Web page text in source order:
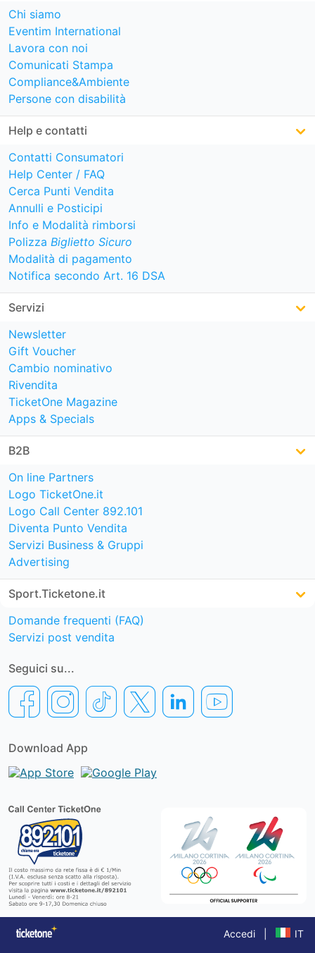
Chi siamo
Eventim International
Lavora con noi
Comunicati Stampa
Compliance&Ambiente
Persone con disabilità
Help e contatti
Contatti Consumatori
Help Center / FAQ
Cerca Punti Vendita
Annulli e Posticipi
Info e Modalità rimborsi
Polizza Biglietto Sicuro
Modalità di pagamento
Notifica secondo Art. 16 DSA
Servizi
Newsletter
Gift Voucher
Cambio nominativo
Rivendita
TicketOne Magazine
Apps & Specials
B2B
On line Partners
Logo TicketOne.it
Logo Call Center 892.101
Diventa Punto Vendita
Servizi Business & Gruppi
Advertising
Sport.Ticketone.it
Domande frequenti (FAQ)
Servizi post vendita
Seguici su...
Download App
Accedi IT